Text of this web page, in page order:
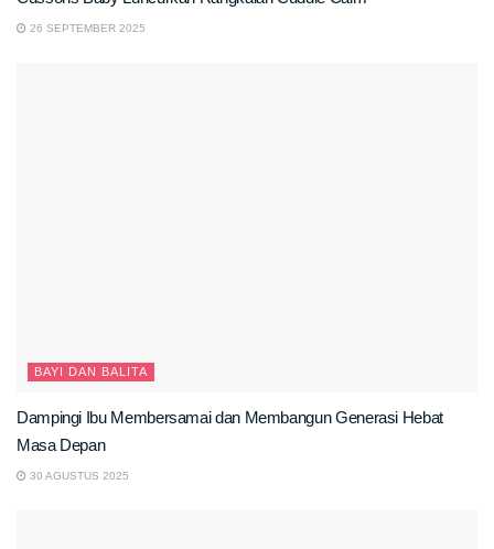
26 SEPTEMBER 2025
BAYI DAN BALITA
Dampingi Ibu Membersamai dan Membangun Generasi Hebat
Masa Depan
30 AGUSTUS 2025